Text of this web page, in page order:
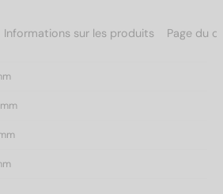
Informations sur les produits Page du